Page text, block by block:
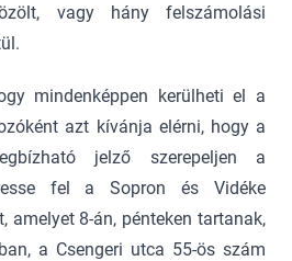
vagy hány felszámolási
mindenképpen kerülheti el a
azt kívánja elérni, hogy a
jelző szerepeljen a
fel a Sopron és Vidéke
amelyet 8-án, pénteken tartanak,
a Csengeri utca 55-ös szám